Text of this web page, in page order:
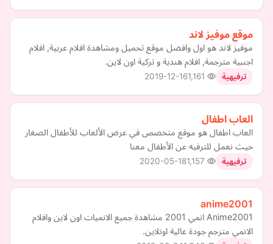
موقع موفيز لاند
موفيز لاند هو اول وافضل موقع تحميل ومشاهدة افلام عربية, افلام
اجنبية مترجمة, افلام هندية و تركية اون لاين.
ترفيهية 2019-12-16
العاب اطفال
العاب اطفال هو موقع متخصص في عرض الألعاب للأطفال الصغار
حيث نعمل للترفيه عن الأطفال معنا
ترفيهية 2020-05-18
anime2001
Anime2001 انمي 2001 مشاهدة جميع الانميات اون لاين وافلام
الانمي مترجم جودة عالية اونلاين.